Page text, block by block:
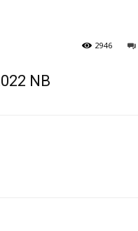
2946
NB